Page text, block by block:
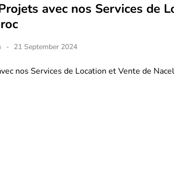
avec nos Services de
21 September 2024
nos Services de Location et Vente de